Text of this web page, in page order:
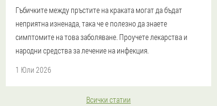
Гъбичките между пръстите на краката могат да бъдат
неприятна изненада, така че е полезно да знаете
симптомите на това заболяване. Проучете лекарства и
народни средства за лечение на инфекция.
1 Юли 2026
Всички статии